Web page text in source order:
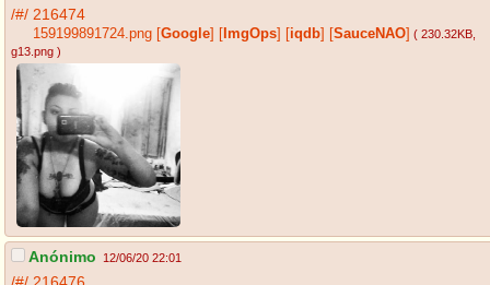
/#/ 216474
159199891724.png [Google] [ ImgOps] [iqdb] [SauceNAO] ( 230.32KB
g13.png )
Anónimo 12/06/20 22:01